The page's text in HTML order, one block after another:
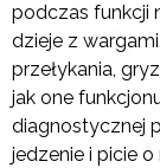
podczas funkcji
dzieje z
przełykania,
jak one
diagnostycznej
jedzenie i picie